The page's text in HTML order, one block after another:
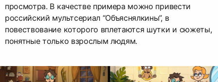
просмотра. В качестве примера можно привести
российский мультсериал “Объяснялкины”, в
повествование которого вплетаются шутки и сюжеты,
понятные только взрослым людям.